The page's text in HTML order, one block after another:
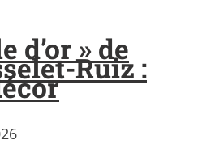
d’or » de
Ruiz :